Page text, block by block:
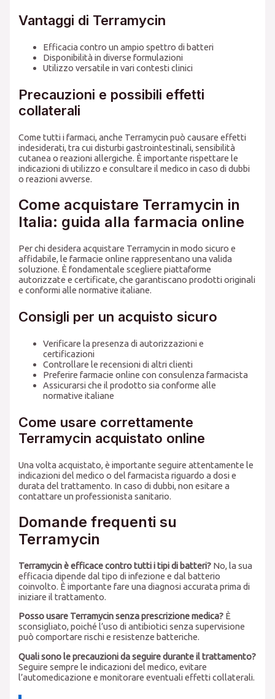
Vantaggi di Terramycin
Efficacia contro un ampio spettro di batteri
Disponibilità in diverse formulazioni
Utilizzo versatile in vari contesti clinici
Precauzioni e possibili effetti
collaterali
Come tutti i farmaci, anche Terramycin può causare effetti
indesiderati, tra cui disturbi gastrointestinali, sensibilità
cutanea o reazioni allergiche. È importante rispettare le
indicazioni di utilizzo e consultare il medico in caso di dubbi
o reazioni avverse.
Come acquistare Terramycin in
Italia: guida alla farmacia online
Per chi desidera acquistare Terramycin in modo sicuro e
affidabile, le farmacie online rappresentano una valida
soluzione. È fondamentale scegliere piattaforme
autorizzate e certificate, che garantiscano prodotti originali
e conformi alle normative italiane.
Consigli per un acquisto sicuro
Verificare la presenza di autorizzazioni e
certificazioni
Controllare le recensioni di altri clienti
Preferire farmacie online con consulenza farmacista
Assicurarsi che il prodotto sia conforme alle
normative italiane
Come usare correttamente
Terramycin acquistato online
Una volta acquistato, è importante seguire attentamente le
indicazioni del medico o del farmacista riguardo a dosi e
durata del trattamento. In caso di dubbi, non esitare a
contattare un professionista sanitario.
Domande frequenti su
Terramycin
Terramycin è efficace contro tutti i tipi di batteri? No, la sua
efficacia dipende dal tipo di infezione e dal batterio
coinvolto. È importante fare una diagnosi accurata prima di
iniziare il trattamento.
Posso usare Terramycin senza prescrizione medica? È
sconsigliato, poiché l’uso di antibiotici senza supervisione
può comportare rischi e resistenze batteriche.
Quali sono le precauzioni da seguire durante il trattamento?
Seguire sempre le indicazioni del medico, evitare
l’automedicazione e monitorare eventuali effetti collaterali.